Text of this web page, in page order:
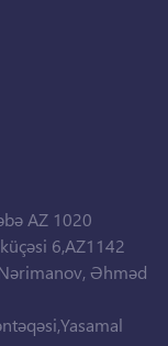
AZ 1020
6,AZ1142
Əhməd